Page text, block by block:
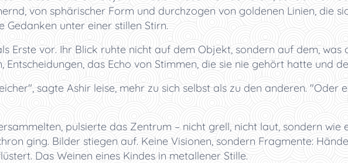
von sphärischer Form und durchzogen von goldenen Linien, die
Gedanken unter einer stillen Stirn.
Erste vor. Ihr Blick ruhte nicht auf dem Objekt, sondern auf dem, was
Entscheidungen, das Echo von Stimmen, die sie nie gehört hatte und
sagte Ashir leise, mehr zu sich selbst als zu den anderen. "Oder
pulsierte das Zentrum – nicht grell, nicht laut, sondern wie
ging. Bilder stiegen auf. Keine Visionen, sondern Fragmente:
Das Weinen eines Kindes in metallener Stille.